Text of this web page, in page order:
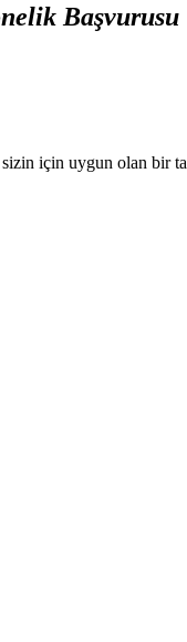
Başvurusu
için uygun olan bir